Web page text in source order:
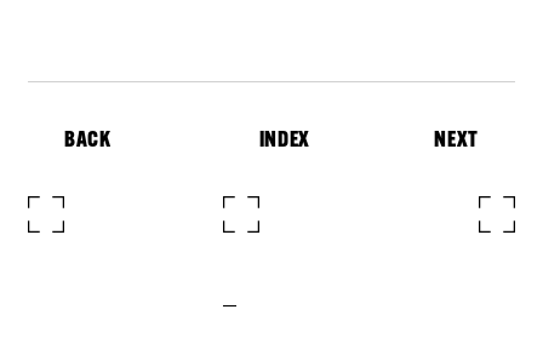
BACK INDEX NEXT